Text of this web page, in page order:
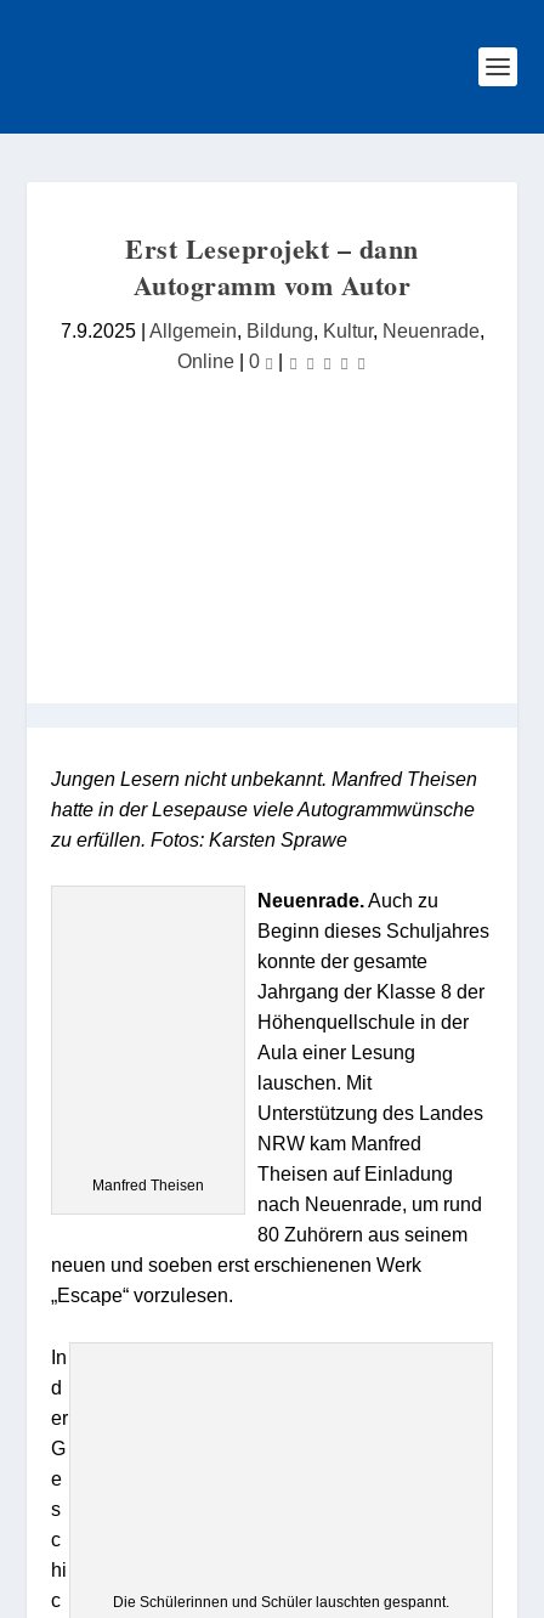
Erst Leseprojekt – dann
Autogramm vom Autor
7.9.2025| Allgemein, Bildung, Kultur, Neuenrade,
Online| 0 |
Jungen Lesern nicht unbekannt. Manfred Theisen
hatte in der Lesepause viele Autogrammwünsche
zu erfüllen. Fotos: Karsten Sprawe
Manfred Theisen
Neuenrade.Auch zu
Beginn dieses Schuljahres
konnte der gesamte
Jahrgang der Klasse 8 der
Höhenquellschule in der
Aula einer Lesung
lauschen. Mit
Unterstützung des Landes
NRW kam Manfred
Theisen auf Einladung
nach Neuenrade, um rund
80 Zuhörern aus seinem
neuen und soeben erst erschienenen Werk
„Escape“ vorzulesen.
Die Schülerinnen und Schüler lauschten gespannt.
In
d
er
G
e
s
c
hi
c